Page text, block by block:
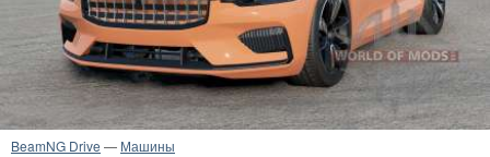
BeamNG Drive — Машины